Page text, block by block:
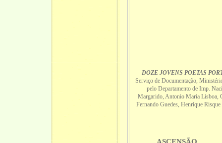
DOZE JOVENS POETAS
Serviço de Documentação,
pelo Departamento de Imp.
Margarido, Antonio Maria Lisboa,
Fernando Guedes, Henrique
ASCENSÃO